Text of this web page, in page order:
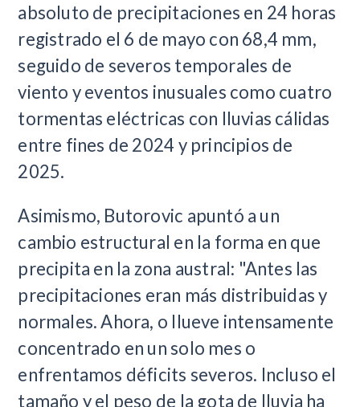
absoluto de precipitaciones en 24 horas
registrado el 6 de mayo con 68,4 mm,
seguido de severos temporales de
viento y eventos inusuales como cuatro
tormentas eléctricas con lluvias cálidas
entre fines de 2024 y principios de
2025.
Asimismo, Butorovic apuntó a un
cambio estructural en la forma en que
precipita en la zona austral: "Antes las
precipitaciones eran más distribuidas y
normales. Ahora, o llueve intensamente
concentrado en un solo mes o
enfrentamos déficits severos. Incluso el
tamaño y el peso de la gota de lluvia ha